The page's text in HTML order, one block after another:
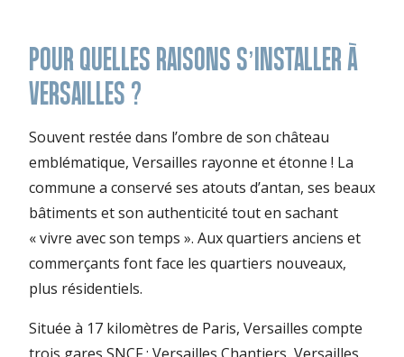
POUR QUELLES RAISONS S’INSTALLER À
VERSAILLES ?
Souvent restée dans l’ombre de son château
emblématique, Versailles rayonne et étonne ! La
commune a conservé ses atouts d’antan, ses beaux
bâtiments et son authenticité tout en sachant
« vivre avec son temps ». Aux quartiers anciens et
commerçants font face les quartiers nouveaux,
plus résidentiels.
Située à 17 kilomètres de Paris, Versailles compte